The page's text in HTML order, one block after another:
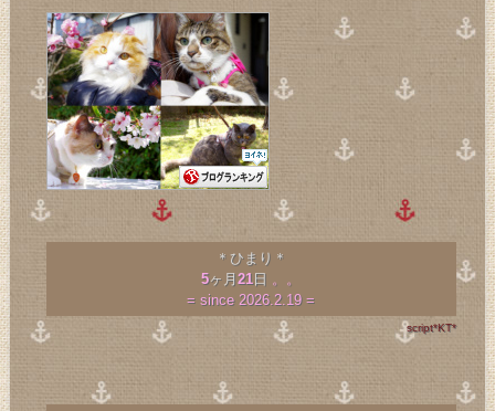
＊ひまり＊
5ヶ月21日 。。
= since 2026.2.19 =
script*KT*